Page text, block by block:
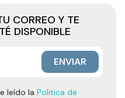
CORREO Y TE
DISPONIBLE
ENVIAR
leído la Politica de